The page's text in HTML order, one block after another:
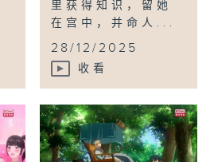
里获得知识，留她
在宫中，并命人...
28/12/2025
收看